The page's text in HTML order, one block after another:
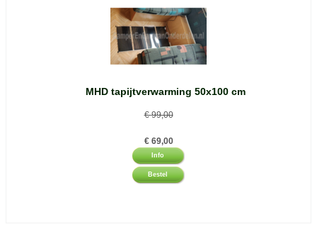
MHD tapijtverwarming 50x100 cm
€99,00
€ 69,00
Info
Bestel